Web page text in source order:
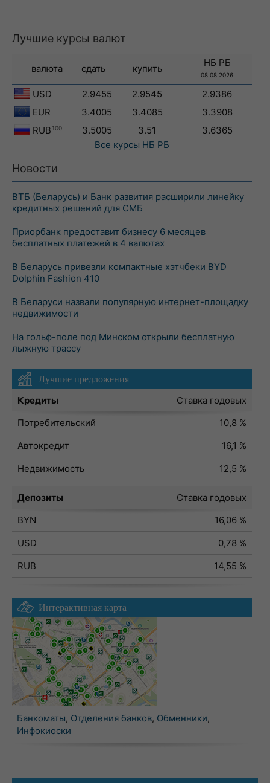
Лучшие курсы валют
валюта сдать купить
НБ РБ
08.08.2026
USD 2.9455 2.9545
2.9386
EUR
3.4005 3.4085
3.3908
RUB 100 3.5005 3.51
3.6365
Все курсы НБ РБ
Новости
ВТБ (Беларусь) и Банк развития расширили линейку
кредитных решений для СМБ
Приорбанк предоставит бизнесу 6 месяцев
бесплатных платежей в 4 валютах
В Беларусь привезли компактные хэтчбеки BYD
Dolphin Fashion 410
В Беларуси назвали популярную интернет-площадку
недвижимости
На гольф-поле под Минском открыли бесплатную
лыжную трассу
Лучшие предложения
Кредиты
Ставка годовых
Потребительский
10,8 %
Автокредит
16,1 %
Недвижимость
12,5 %
Депозиты
Ставка годовых
BYN
16,06 %
USD
0,78 %
RUB
14,55 %
Интерактивная карта
Банкоматы, Отделения банков, Обменники,
Инфокиоски